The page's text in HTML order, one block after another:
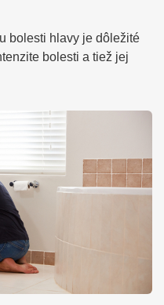
bolesti hlavy je dôležité
bolesti a tiež jej